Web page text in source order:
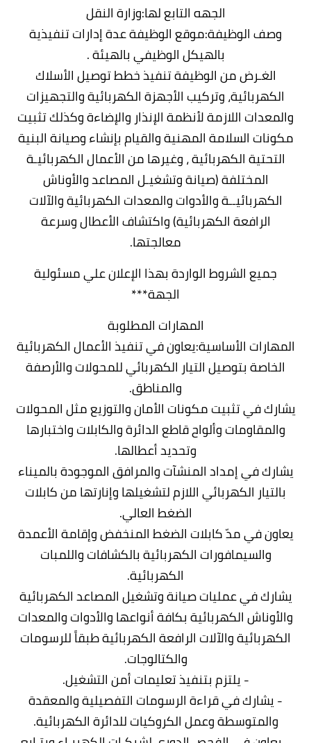
الجهه التابع لها:وزارة النقل
وصف الوظيفة:موقع الوظيفة عدة إدارات تنفيذية
بالهيكل الوظيفي بالهيئة .
الغـرض من الوظيفة تنفيذ خطط توصيل الأسلاك
الكهربائية، وتركيب الأجهزة الكهربائية والتجهيزات
والمعدات اللازمة لأنظمة الإنذار والإضاءة وكذلك تثبيت
مكونات السلامة المهنية والقيام بإنشاء وصيانة البنية
التحتية الكهربائية ، وغيرها من الأعمال الكهربائيـة
المختلفة (صيانة وتشغيـل المصاعد والأوناش
الكهربائيــة والأدوات والمعدات الكهربائية والآلات
الرافعة الكهربائية) واكتشاف الأعطال وسرعة
معالجتها.
جميع الشروط الواردة بهذا الإعلان علي مسئولية
الجهة***
المهارات المطلوبة
المهارات الأساسية:يعاون في تنفيذ الأعمال الكهربائية
الخاصة بتوصيل التيار الكهربائي للمحولات والأرصفة
والمناطق.
يشارك في تثبيت مكونات الأمان والتوزيع مثل المحولات
والمقاومات وألواح قاطع الدائرة والكابلات واختبارها
وتحديد أعطالها.
يشارك في إمداد المنشآت والمرافق الموجودة بالميناء
بالتيار الكهربائي اللازم لتشغيلها وإنارتها من كابلات
الضغط العالي.
يعاون في مدّ كابلات الضغط المنخفض وإقامة الأعمدة
والسيمافورات الكهربائية بالكشافات واللمبات
الكهربائية.
يشارك في عمليات صيانة وتشغيل المصاعد الكهربائية
والأوناش الكهربائية بكافة أنواعها والأدوات والمعدات
الكهربائية والآلات الرافعة الكهربائية طبقاً للرسومات
والكتالوجات.
- يلتزم بتنفيذ تعليمات أمن التشغيل.
- يشارك في قراءة الرسومات التفصيلية والمعقدة
والمتوسطة وعمل الكروكيات للدائرة الكهربائية.